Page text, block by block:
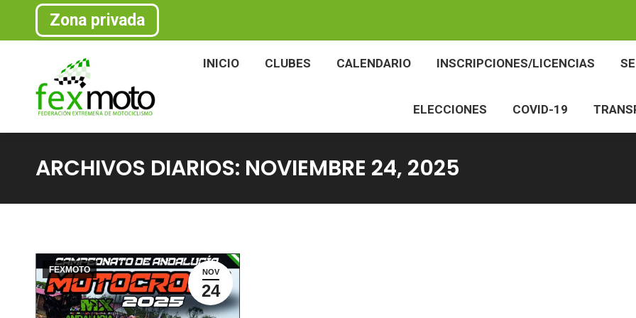
Zona privada
INICIO CLUBES CALENDARIO INSCRIPCIONES/LICENCIAS
ELECCIONES COVID-19
ARCHIVOS DIARIOS: NOVIEMBRE 24, 2025
NOV
24
FEXMOTO
ELECCIONES COVID-19